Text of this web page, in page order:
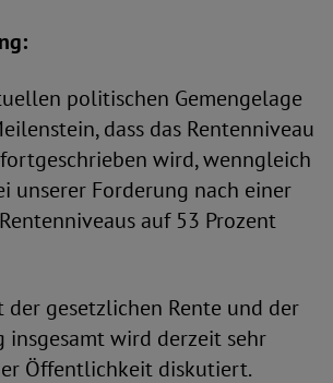
politischen Gemengelage
dass das Rentenniveau
wird, wenngleich
unserer Forderung nach einer
auf 53 Prozent
der gesetzlichen Rente und der
insgesamt wird derzeit sehr
Öffentlichkeit diskutiert.